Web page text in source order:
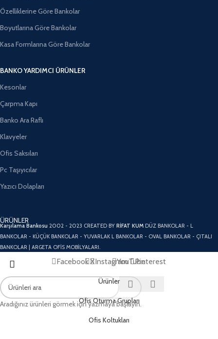
Özelliklerine Göre Bankolar
Boyutlarına Göre Bankolar
Kasa Formlarına Göre Bankolar
BANKO YARDIMCI ÜRÜNLER
Kesonlar
Çarpma Kapı
Banko Ara Raflı
Klavyeler
Ofis Saksıları
Pc Taşıyıcılar
Yazıcı Dolapları
ÜRÜNLER
Karşılama Bankosu 2002 - 2023 CREATED BY RİFAT KUM DÜZ BANKOLAR - L
BANKOLAR - KÜÇÜK BANKOLAR - YUVARLAK L BANKOLAR - OVAL BANKOLAR - ÇITALI
BANKOLAR | ARGETA OFİS MOBİLYALARI.
Aradığınız ürünleri görmek için yazmaya başlayın.
FacebookXInstagramYouTubePinterest
Ürünler
Ofis Oturma Grupları
Ofis Koltukları